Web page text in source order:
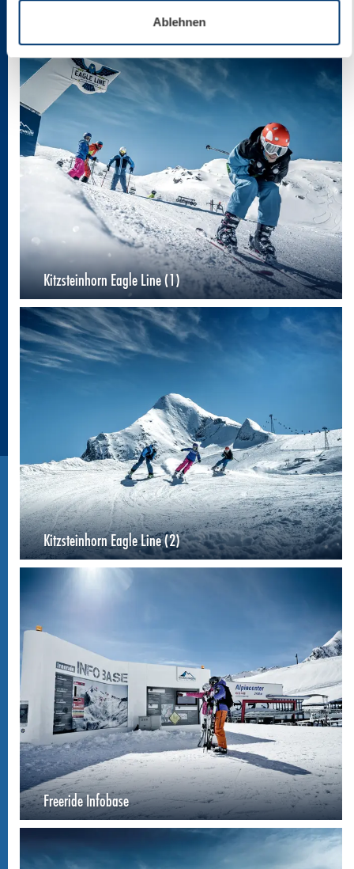
Ablehnen
Kitzsteinhorn Eagle Line (1)
Kitzsteinhorn Eagle Line (2)
Freeride Infobase